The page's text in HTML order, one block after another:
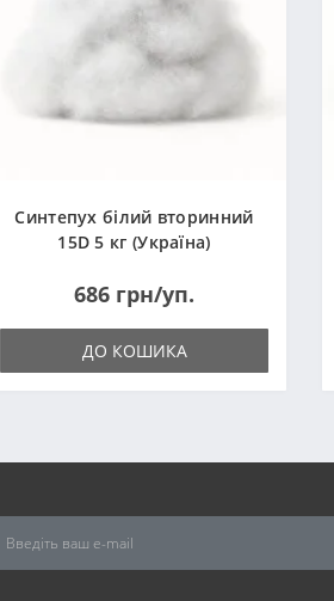
Синтепух білий вторинний
15D 5 кг (Україна)
686 грн/уп.
ДО КОШИКА